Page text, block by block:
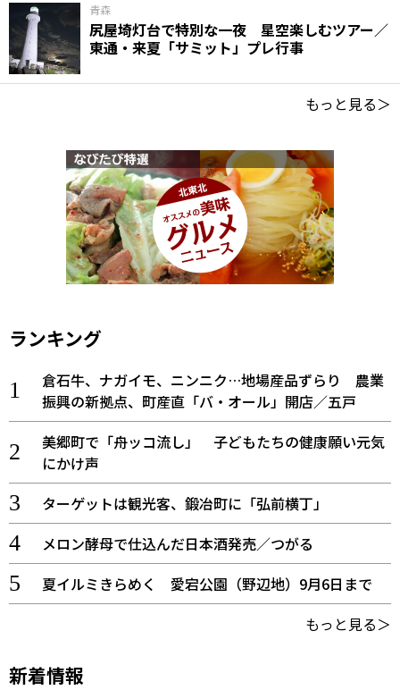
青森
尻屋埼灯台で特別な一夜 星空楽しむツアー／
東通・来夏「サミット」プレ行事
もっと見る＞
ランキング
倉石牛、ナガイモ、ニンニク…地場産品ずらり 農業
振興の新拠点、町産直「バ・オール」開店／五戸
美郷町で「舟ッコ流し」 子どもたちの健康願い元気
にかけ声
ターゲットは観光客、鍛冶町に「弘前横丁」
メロン酵母で仕込んだ日本酒発売／つがる
夏イルミきらめく 愛宕公園（野辺地）9月6日まで
もっと見る＞
新着情報